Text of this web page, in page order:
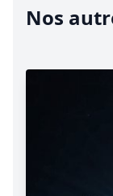
Nos